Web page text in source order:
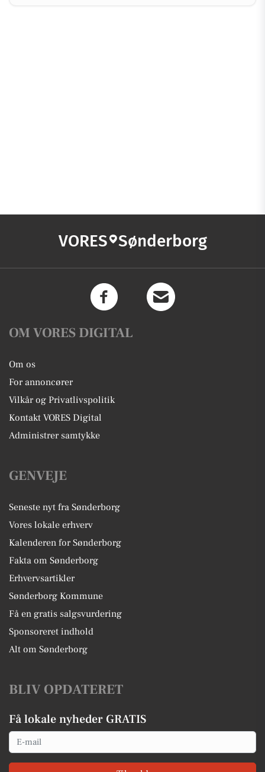
VORES Sønderborg
OM VORES DIGITAL
Om os
For annoncører
Vilkår og Privatlivspolitik
Kontakt VORES Digital
Administrer samtykke
GENVEJE
Seneste nyt fra Sønderborg
Vores lokale erhverv
Kalenderen for Sønderborg
Fakta om Sønderborg
Erhvervsartikler
Sønderborg Kommune
Få en gratis salgsvurdering
Sponsoreret indhold
Alt om Sønderborg
BLIV OPDATERET
Få lokale nyheder GRATIS
Email